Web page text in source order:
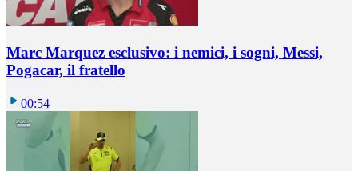
Marc Marquez esclusivo: i nemici, i sogni, Messi,
Pogacar, il fratello
00:54